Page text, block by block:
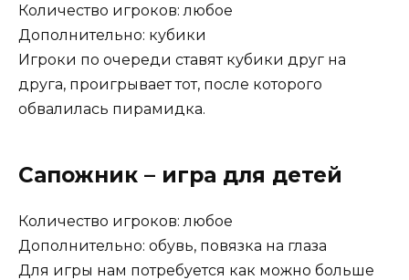
Количество игроков: любое
Дополнительно: кубики
Игроки по очереди ставят кубики друг на
друга, проигрывает тот, после которого
обвалилась пирамидка.
Сапожник – игра для детей
Количество игроков: любое
Дополнительно: обувь, повязка на глаза
Для игры нам потребуется как можно больше